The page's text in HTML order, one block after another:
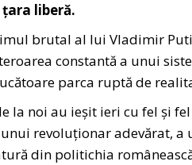
liberă.
brutal al lui Vladimir
constantă a unui
parca ruptă de
noi au ieșit ieri cu fel și
revoluționar adevărat,
din politichia